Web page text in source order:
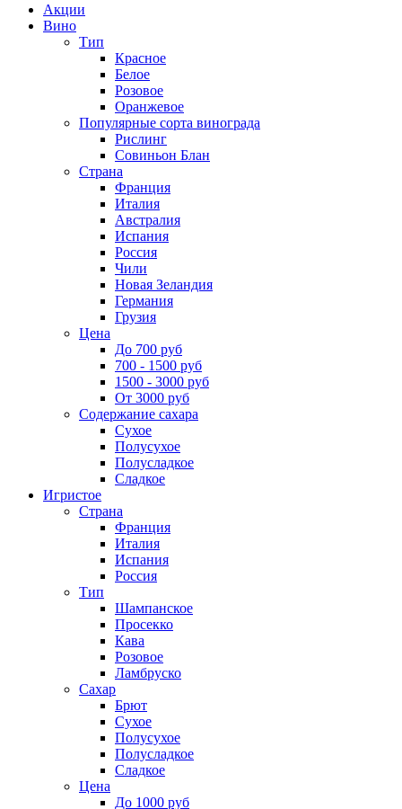
Акции
Вино
Тип
Красное
Белое
Розовое
Оранжевое
Популярные сорта винограда
Рислинг
Совиньон Блан
Страна
Франция
Италия
Австралия
Испания
Россия
Чили
Новая Зеландия
Германия
Грузия
Цена
До 700 руб
700 - 1500 руб
1500 - 3000 руб
От 3000 руб
Содержание сахара
Сухое
Полусухое
Полусладкое
Сладкое
Игристое
Страна
Франция
Италия
Испания
Россия
Тип
Шампанское
Просекко
Кава
Розовое
Ламбруско
Сахар
Брют
Сухое
Полусухое
Полусладкое
Сладкое
Цена
До 1000 руб